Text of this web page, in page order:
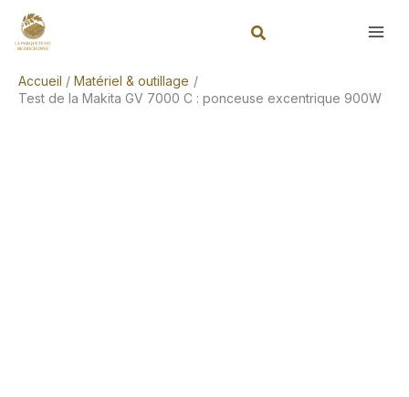
Accueil
Matériel & outillage
Test de la Makita GV 7000 C : ponceuse excentrique 900W
Rechercher